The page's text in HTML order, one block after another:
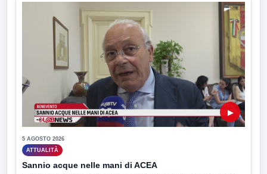
▶
5 AGOSTO 2026
ATTUALITÀ
Sannio acque nelle mani di ACEA